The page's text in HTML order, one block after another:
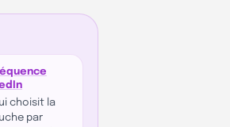
choisit la
par